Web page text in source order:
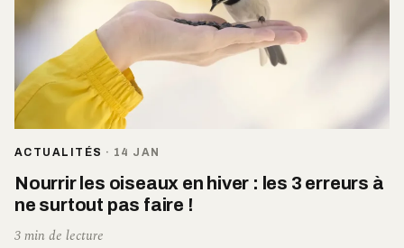
ACTUALITÉS · 14 JAN
Nourrir les oiseaux en hiver : les 3 erreurs à
ne surtout pas faire !
3 min de lecture